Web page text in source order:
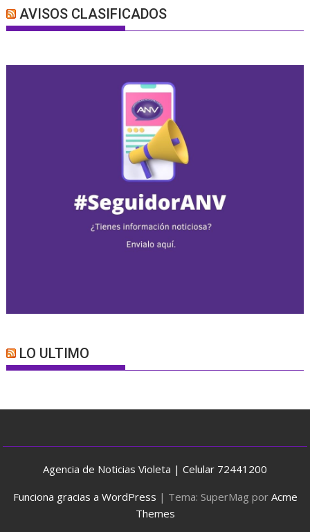
AVISOS CLASIFICADOS
LO ULTIMO
Agencia de Noticias Violeta | Celular 72441200
Funciona gracias a WordPress | Tema: SuperMag por Acme
Themes